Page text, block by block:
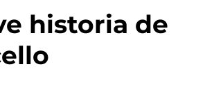
historia de